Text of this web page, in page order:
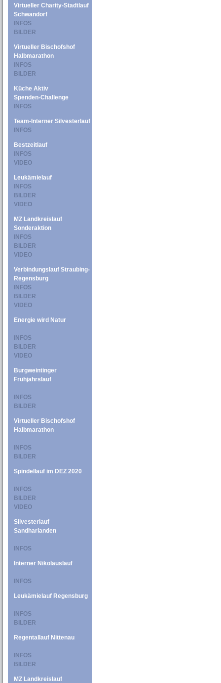
Virtueller Charity-Stadtlauf
Schwandorf
INFOS
BILDER
Virtueller Bischofshof
Halbmarathon
INFOS
BILDER
Küche Aktiv
Spenden-Challenge
INFOS
Team-Interner Silvesterlauf
INFOS
Bestzeitlauf
INFOS
VIDEO
Leukämielauf
INFOS
BILDER
VIDEO
MZ Landkreislauf
Sonderaktion
INFOS
BILDER
VIDEO
Verbindungslauf Straubing-
Regensburg
INFOS
BILDER
VIDEO
Energie wird Natur
INFOS
BILDER
VIDEO
Burgweintinger
Frühjahrslauf
INFOS
BILDER
Virtueller Bischofshof
Halbmarathon
INFOS
BILDER
Spindellauf im DEZ 2020
INFOS
BILDER
VIDEO
Silvesterlauf
Sandharlanden
INFOS
Interner Nikolauslauf
INFOS
Leukämielauf Regensburg
INFOS
BILDER
Regentallauf Nittenau
INFOS
BILDER
MZ Landkreislauf